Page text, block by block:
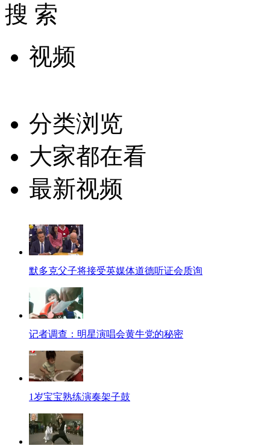
搜 索
视频
分类浏览
大家都在看
最新视频
默多克父子将接受英媒体道德听证会质询
记者调查：明星演唱会黄牛党的秘密
1岁宝宝熟练演奏架子鼓